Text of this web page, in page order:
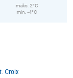
maks. 2°C
min. -4°C
Croix